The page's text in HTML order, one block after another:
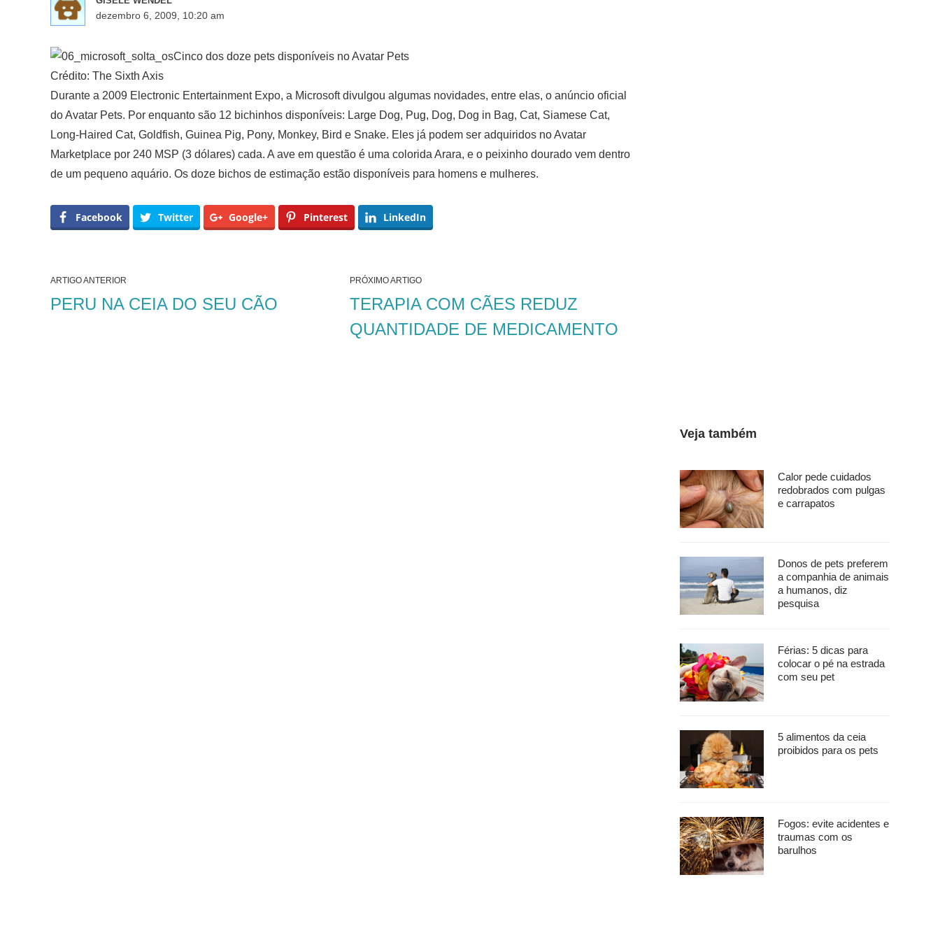
dezembro 6, 2009, 10:20 am
Cinco dos doze pets disponíveis no Avatar Pets
Crédito: The Sixth Axis
Durante a 2009 Electronic Entertainment Expo, a Microsoft divulgou algumas novidades, entre elas, o anúncio oficial
do Avatar Pets. Por enquanto são 12 bichinhos disponíveis: Large Dog, Pug, Dog, Dog in Bag, Cat, Siamese Cat,
Long-Haired Cat, Goldfish, Guinea Pig, Pony, Monkey, Bird e Snake. Eles já podem ser adquiridos no Avatar
Marketplace por 240 MSP (3 dólares) cada. A ave em questão é uma colorida Arara, e o peixinho dourado vem dentro
de um pequeno aquário. Os doze bichos de estimação estão disponíveis para homens e mulheres.
Facebook Twitter Google+ Pinterest LinkedIn
ARTIGO ANTERIOR
PERU NA CEIA DO SEU CÃO
PRÓXIMO ARTIGO
TERAPIA COM CÃES REDUZ
QUANTIDADE DE MEDICAMENTO
Veja também
Calor pede cuidados
redobrados com pulgas
e carrapatos
Donos de pets preferem
a companhia de animais
a humanos, diz
pesquisa
Férias: 5 dicas para
colocar o pé na estrada
com seu pet
5 alimentos da ceia
proibidos para os pets
Fogos: evite acidentes e
traumas com os
barulhos